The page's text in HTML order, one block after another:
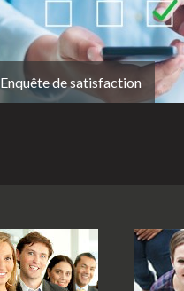
Enquête de satisfaction